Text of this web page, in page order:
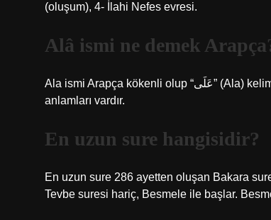
(oluşum), 4- İlahi Nefes evresi.
Alâ ismi ne demek
Ala ismi Arapça kökenli olup “عَلَى” (Ala) kelimesinden türemiştir. Bu kelimenin büyüklük, azamet ve üstünlük gibi
anlamları vardır.
En uzun sure hangisidir?
En uzun sure 286 ayetten oluşan Bakara
Tevbe suresi hariç, Besmele ile başlar.